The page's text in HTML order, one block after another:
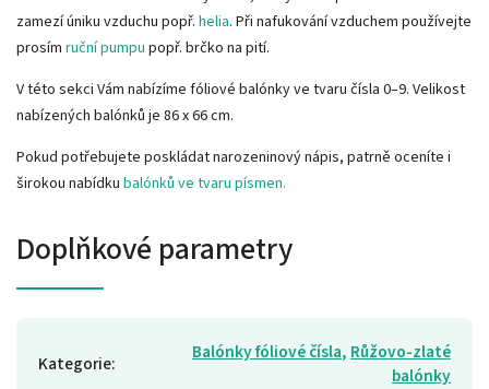
zamezí úniku vzduchu popř. helia. Při nafukování vzduchem používejte
prosím ruční pumpu popř. brčko na pití.
V této sekci Vám nabízíme fóliové balónky ve tvaru čísla 0–9. Velikost
nabízených balónků je 86 x 66 cm.
Pokud potřebujete poskládat narozeninový nápis, patrně oceníte i
širokou nabídku balónků ve tvaru písmen.
Doplňkové parametry
Kategorie: Balónky fóliové čísla, Růžovo-zlaté
balónky